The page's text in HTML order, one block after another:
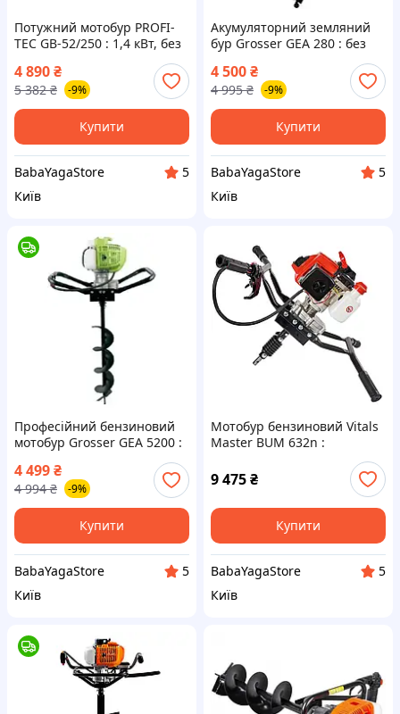
Потужний мотобур PROFI-
TEC GB-52/250 : 1,4 кВт, без
4 890₴
5 382 ₴ -9%
Купити
BabaYagaStore
5
Київ
Акумуляторний земляний
бур Grosser GEA 280 : без
4 500₴
4 995 ₴ -9%
Купити
BabaYagaStore
5
Київ
Професійний бензиновий
мотобур Grosser GEA 5200 :
4 499₴
4 994 ₴ -9%
Купити
BabaYagaStore
5
Київ
Мотобур бензиновий Vitals
Master BUM 632n :
максимальний бур 400мм,
2.2 кВт, 10000 об/хв.
(195628)
9 475₴
Купити
BabaYagaStore
5
Київ